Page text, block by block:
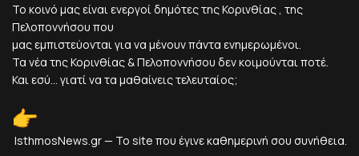
Το κοινό μας είναι ενεργοί δημότες της Κορινθίας , της
Πελοποννήσου που
μας εμπιστεύονται για να μένουν πάντα ενημερωμένοι.
Τα νέα της Κορινθίας & Πελοποννήσου δεν κοιμούνται ποτέ.
Και εσύ... γιατί να τα μαθαίνεις τελευταίος;
IsthmosNews.gr — Το site που έγινε καθημερινή σου συνήθεια.